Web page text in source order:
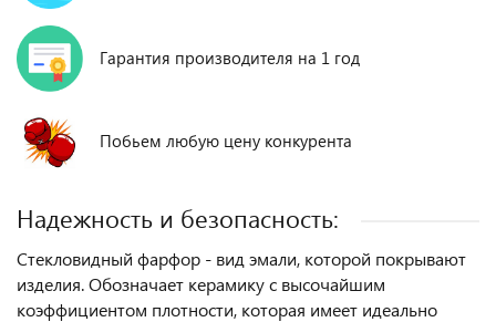
Гарантия производителя на 1 год
Побьем любую цену конкурента
Надежность и безопасность:
Стекловидный фарфор - вид эмали, которой покрывают
изделия. Обозначает керамику с высочайшим
коэффициентом плотности, которая имеет идеально